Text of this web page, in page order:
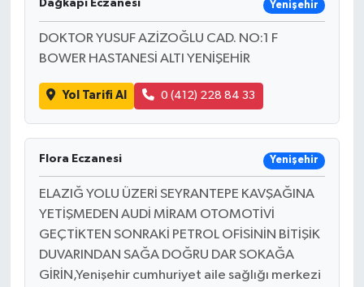
Dağkapı Eczanesi Yenişehir
DOKTOR YUSUF AZİZOĞLU CAD. NO:1 F
BOWER HASTANESİ ALTI YENİŞEHİR
Yol Tarifi Al 0 (412) 228 84 33
Flora Eczanesi Yenişehir
ELAZIĞ YOLU ÜZERİ SEYRANTEPE KAVŞAĞINA
YETİŞMEDEN AUDİ MİRAM OTOMOTİVİ
GEÇTİKTEN SONRAKİ PETROL OFİSİNİN BİTİŞİK
DUVARINDAN SAĞA DOĞRU DAR SOKAĞA
GİRİN,Yenişehir cumhuriyet aile sağlığı merkezi